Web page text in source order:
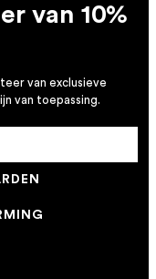
van 10%
van exclusieve
van toepassing.